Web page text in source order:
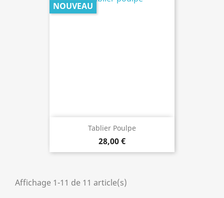
Tablier Poulpe
28,00 €
NOUVEAU
Affichage 1-11 de 11 article(s)